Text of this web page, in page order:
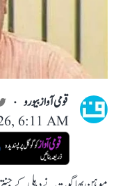
قومی آواز بیورو
6:11 AM